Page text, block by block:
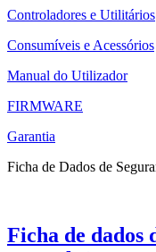
Controladores e Utilitários
Consumíveis e Acessórios
Manual do Utilizador
FIRMWARE
Garantia
Ficha de Dados de
Ficha de dados